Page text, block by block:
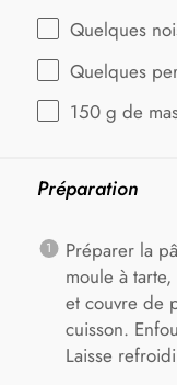
Quelques
Quelques
150 g de
Préparation
Préparer la
moule à
et couvre de
cuisson.
Laisse